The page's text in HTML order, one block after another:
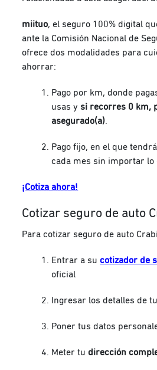
miituo, el seguro 100% digital
ante la Comisión Nacional de
ofrece dos modalidades para
ahorrar:
Pago por km, donde
usas y si recorres 0 km,
asegurado(a).
Pago fijo, en el que
cada mes sin importar lo
¡Cotiza ahora!
Cotizar seguro de auto
Para cotizar seguro de auto
Entrar a sucotizador de
oficial
Ingresar los detalles de
Poner tus datos
Meter tudirección